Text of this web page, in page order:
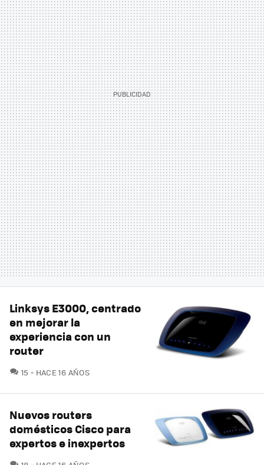
Linksys E3000, centrado
en mejorar la
experiencia con un
router
15 COMENTARIOS
HACE 16 AÑOS
Nuevos routers
domésticos Cisco para
expertos e inexpertos